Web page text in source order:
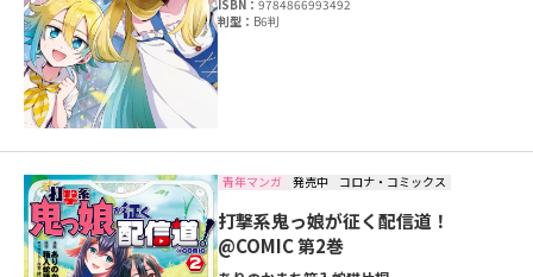
ISBN：9784866993492
判型： B6判
青年マンガ 発売中 コロナ・コミックス
打撃系鬼っ娘が征く配信道！
@COMIC 第2巻